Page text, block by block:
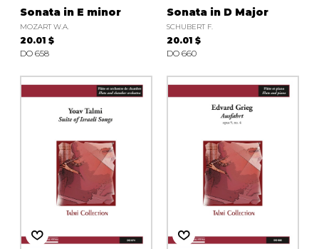
Sonata in E minor
MOZART W.A.
20.01 $
DO 658
Sonata in D Major
SCHUBERT F.
20.01 $
DO 660